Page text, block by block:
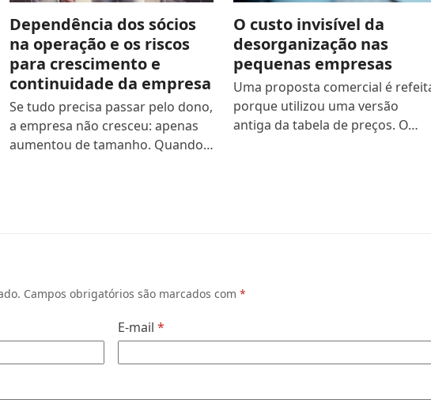
Dependência dos sócios
na operação e os riscos
para crescimento e
continuidade da empresa
Se tudo precisa passar pelo dono,
a empresa não cresceu: apenas
aumentou de tamanho. Quando…
O custo invisível da
desorganização nas
pequenas empresas
Uma proposta comercial é
porque utilizou uma versão
antiga da tabela de preços. O…
Campos obrigatórios são marcados com*
E-mail*